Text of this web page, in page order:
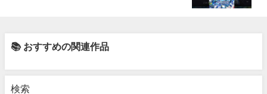
📚 おすすめの関連作品
検索